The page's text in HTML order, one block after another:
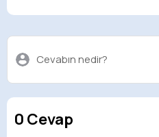
Cevabın nedir?
0 Cevap